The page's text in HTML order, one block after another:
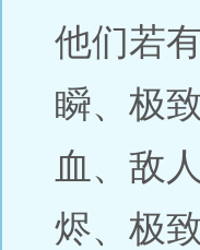
他们若
瞬、极
血、敌
烬、极